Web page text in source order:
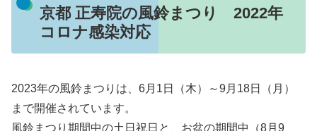
京都 正寿院の風鈴まつり 2022年
コロナ感染対応
2023年の風鈴まつりは、6月1日（木）～9月18日（月）
まで開催されています。
風鈴まつり期間中の土日祝日と、お盆の期間中（8月9